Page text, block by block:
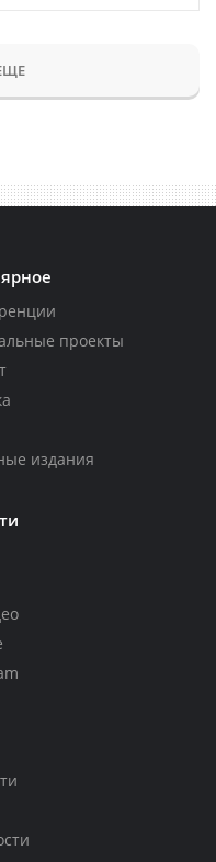
проекты
издания